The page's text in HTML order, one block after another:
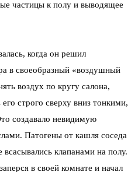
частицы к полу и выводящее
когда он решил
в своеобразный «воздушный
воздух по кругу салона,
строго сверху вниз тонкими,
создавало невидимую
Патогены от кашля соседа
клапанами на полу.
в своей комнате и начал